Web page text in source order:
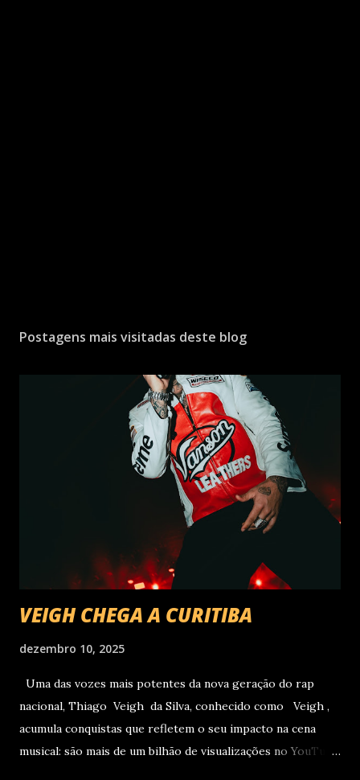
Postagens mais visitadas deste blog
VEIGH CHEGA A CURITIBA
dezembro 10, 2025
Uma das vozes mais potentes da nova geração do rap
nacional, Thiago Veigh da Silva, conhecido como Veigh ,
acumula conquistas que refletem o seu impacto na cena
musical: são mais de um bilhão de visualizações no YouTube,